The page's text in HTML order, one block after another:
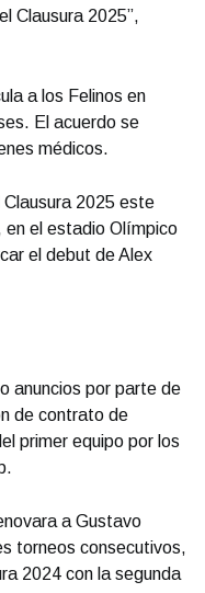
Clausura 2025”,
a los Felinos en
El acuerdo se
médicos.
2025 este
el estadio Olímpico
el debut de Alex
anuncios por parte de
de contrato de
primer equipo por los
a Gustavo
torneos consecutivos,
2024 con la segunda